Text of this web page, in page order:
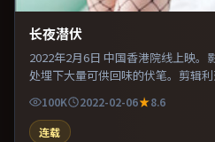
长夜潜伏
2022年2月6日 中国香港院线上映。
处埋下大量可供回味的伏笔。剪辑
脑与推理的观众。既有类型片爽感
俗。
100K 2022-02-06
8.6
连载